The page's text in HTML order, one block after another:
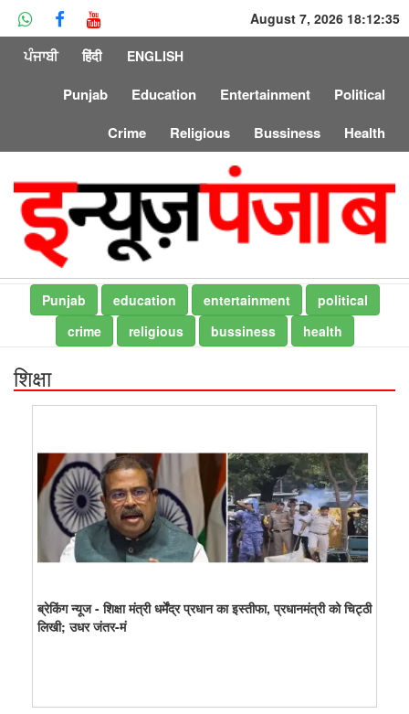
August 7, 2026 18:12:35
ਪੰਜਾਬੀ हिंदी ENGLISH
Punjab Education Entertainment
Political
Crime
Religious Bussiness Health
Punjab education entertainment
political
crime
religious bussiness health
शिक्षा
ब्रेकिंग न्यूज - शिक्षा मंत्री धर्मेंद्र प्रधान का इस्तीफा, प्रधानमंत्री को चिट्ठी
लिखी; उधर जंतर-मं